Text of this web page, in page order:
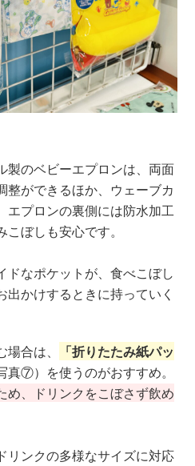
製のベビーエプロンは、両面
整ができるほか、ウェーブカ
エプロンの裏側には防水加工
ぼしも安心です。
ドなポケットが、食べこぼし
かけするときに持っていく
合は、
「折りたたみ紙パッ
真⑦）を使うのがおすすめ。
め、ドリンクをこぼさず飲め
リンクの多様なサイズに対応